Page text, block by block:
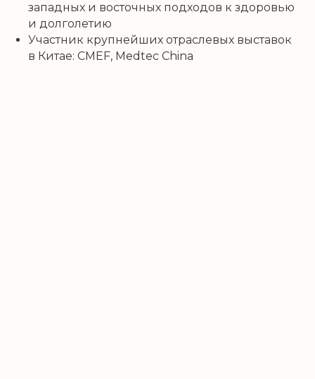
западных и восточных подходов к здоровью
и долголетию
Участник крупнейших отраслевых выставок
в Китае: CMEF, Medtec China